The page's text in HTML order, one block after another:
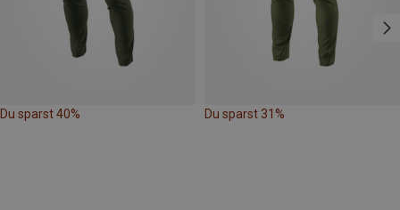
Du sparst 40% Du sparst 31%